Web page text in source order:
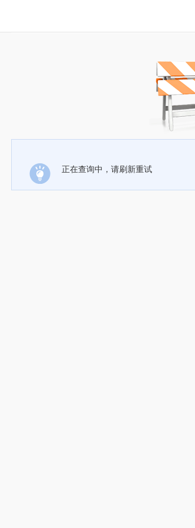
正在查询中，请刷新重试